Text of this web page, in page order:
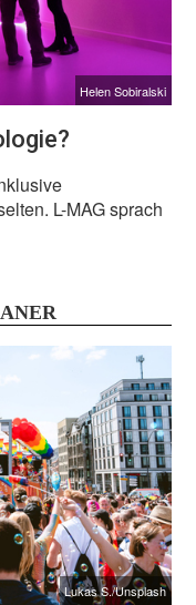
Helen Sobiralski
L-MAG sprach
Lukas S./Unsplash